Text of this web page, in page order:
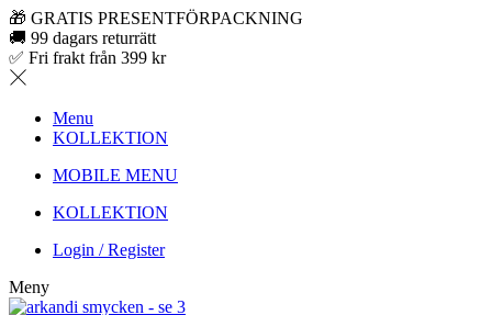
🎁 GRATIS PRESENTFÖRPACKNING
🚚 99 dagars returrätt
✅ Fri frakt från 399 kr
Menu
KOLLEKTION
MOBILE MENU
KOLLEKTION
Login / Register
Meny